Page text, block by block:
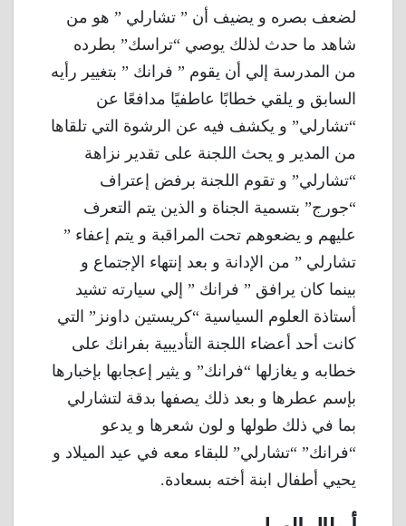
لضعف بصره و يضيف أن ” تشارلي ” هو من
شاهد ما حدث لذلك يوصي “تراسك” بطرده
من المدرسة إلي أن يقوم ” فرانك ” بتغيير رأيه
السابق و يلقي خطابًا عاطفيًا مدافعًا عن
“تشارلي” و يكشف فيه عن الرشوة التي تلقاها
من المدير و يحث اللجنة على تقدير نزاهة
“تشارلي” و تقوم اللجنة برفض إعتراف
“جورج” بتسمية الجناة و الذين يتم التعرف
عليهم و يضعوهم تحت المراقبة و يتم إعفاء ”
تشارلي ” من الإدانة و بعد إنتهاء الإجتماع و
بينما كان يرافق ” فرانك ” إلي سيارته تشيد
أستاذة العلوم السياسية “كريستين داونز” التي
كانت أحد أعضاء اللجنة التأديبية بفرانك على
خطابه و يغازلها “فرانك” و يثير إعجابها بإخبارها
بإسم عطرها و بعد ذلك يصفها بدقة لتشارلي
بما في ذلك طولها و لون شعرها و يدعو
“فرانك” “تشارلي” للبقاء معه في عيد الميلاد و
يحيي أطفال ابنة أخته بسعادة.